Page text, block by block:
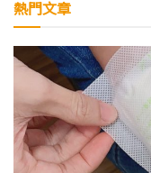
熱門文章